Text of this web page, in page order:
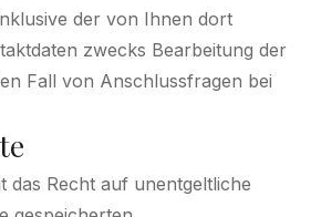
der von Ihnen dort
zwecks Bearbeitung der
Fall von Anschlussfragen bei
das Recht auf unentgeltliche